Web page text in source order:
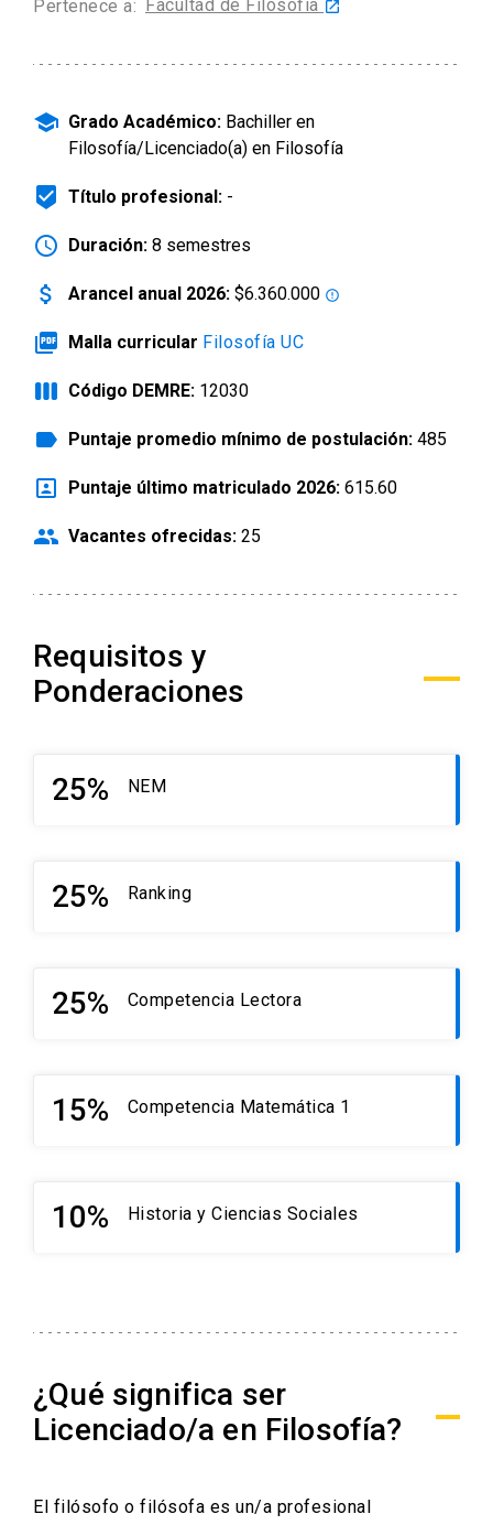
Pertenece a: Facultad de Filosofía launch
school Grado Académico: Bachiller en
Filosofía/Licenciado(a) en Filosofía
beenhere Título profesional: -
schedule Duración: 8 semestres
attach_money Arancel anual 2026: $6.360.000 error_outline
picture_as_pdf Malla curricular Filosofía UC
view_week Código DEMRE: 12030
label Puntaje promedio mínimo de postulación: 485
portrait Puntaje último matriculado 2026: 615.60
people Vacantes ofrecidas: 25
Requisitos y
Ponderaciones
25% NEM
25% Ranking
25% Competencia Lectora
15% Competencia Matemática 1
10% Historia y Ciencias Sociales
¿Qué significa ser
Licenciado/a en Filosofía?
El filósofo o filósofa es un/a profesional